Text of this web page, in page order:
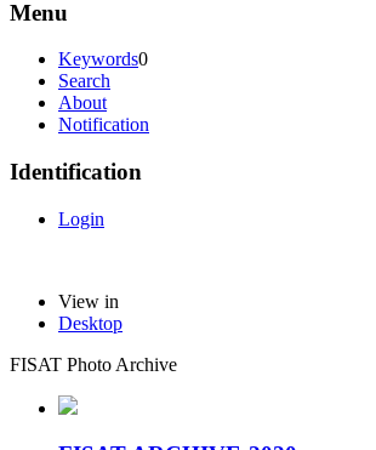
Menu
Keywords0
Search
About
Notification
Identification
Login
View in
Desktop
FISAT Photo Archive